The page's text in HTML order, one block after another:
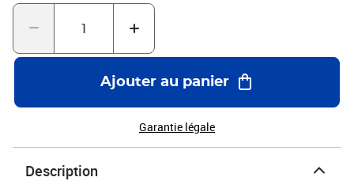
Ajouter au panier
Garantie légale
Description